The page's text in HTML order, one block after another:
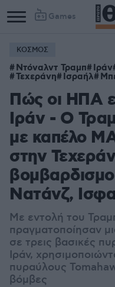
Games
ΚΟΣΜΟΣ
Ντόναλντ Τραμπ Ιράν
Τεχεράνη Ισραήλ
Πώς οι ΗΠΑ
Ιράν - Ο
με καπέλο
στην
Νατάνζ,
Με εντολή του
πραγματοποίησαν
σε τρεις βασικές
Ιράν,
πυραύλους
βόμβες